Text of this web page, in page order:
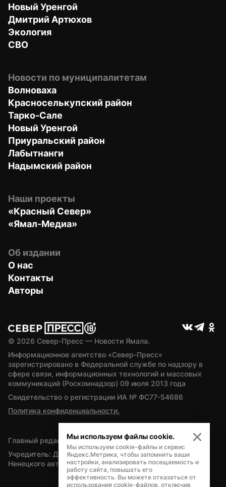
Новый Уренгой
Дмитрий Артюхов
Экология
СВО
Новости по муниципалитетам
Волноваха
Красноселькупский район
Тарко-Сале
Новый Уренгой
Приуральский район
Лабытнанги
Надымский район
Наши проекты
«Красный Север»
«Ямал-Медиа»
Об издании
О нас
Контакты
Авторы
© 2026 Север-Пресс — Новости Ямала.
Информационное агентство «Север-Пресс»
зарегистрировано в Федеральной службе по надзору в
сфере связи, информационных технологий и массовых
коммуникаций (Роскомнадзор) 09 июля 2013 года
Свидетельство о регистрации ИА № ФС77-54686
Политика конфиденциальности.
Главный редактор — А.Л. Поздеев
Учредитель: Департамент внутренней политики Ямало-
Ненецкого автономного округа
Мы используем файлы cookie.
Мы используем cookie-файлы и сервис
Яндекс.Метрика, чтобы запомнить ваши
настройки, анализировать посещаемость и
работу сайта, повышать его
эффективность. Вы можете отказаться от
использования cookie-файлов, отключив